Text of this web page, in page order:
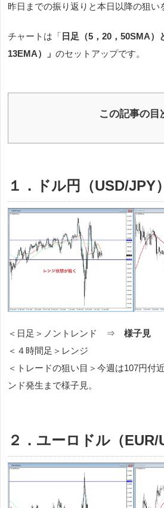
昨日までの振り返りと本日以降の狙い
チャートは「 日足（5，20，50SMA）
13EMA）」 のセットアップです。
この記事の目
１．ドル円（USD/JPY）
＜日足＞ノントレンド ⇒ 様子見
＜４時間足＞レンジ
＜トレードの狙い目＞今週は107円付
ンド発生まで様子見。
２．ユーロドル（EUR/